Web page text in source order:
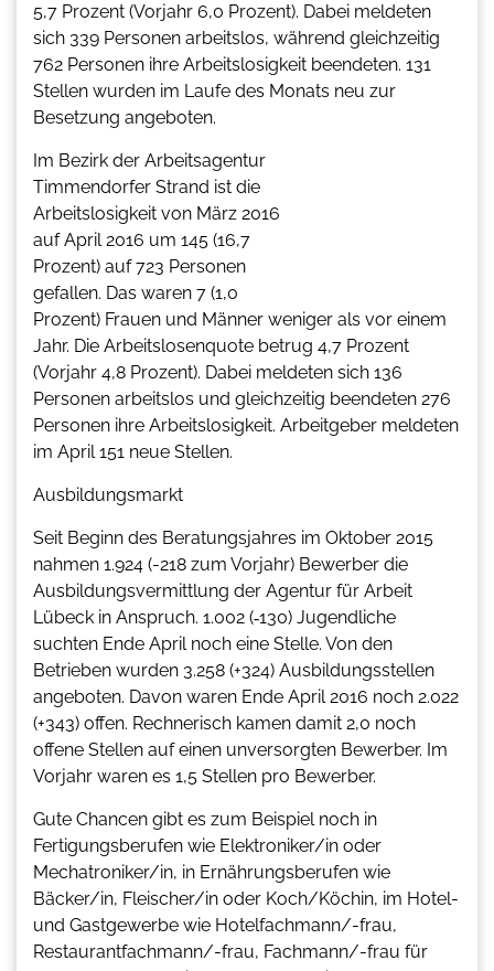
5,7 Prozent (Vorjahr 6,0 Prozent). Dabei meldeten
sich 339 Personen arbeitslos, während gleichzeitig
762 Personen ihre Arbeitslosigkeit beendeten. 131
Stellen wurden im Laufe des Monats neu zur
Besetzung angeboten.
Im Bezirk der Arbeitsagentur
Timmendorfer Strand ist die
Arbeitslosigkeit von März 2016
auf April 2016 um 145 (16,7
Prozent) auf 723 Personen
gefallen. Das waren 7 (1,0
Prozent) Frauen und Männer weniger als vor einem
Jahr. Die Arbeitslosenquote betrug 4,7 Prozent
(Vorjahr 4,8 Prozent). Dabei meldeten sich 136
Personen arbeitslos und gleichzeitig beendeten 276
Personen ihre Arbeitslosigkeit. Arbeitgeber meldeten
im April 151 neue Stellen.
Ausbildungsmarkt
Seit Beginn des Beratungsjahres im Oktober 2015
nahmen 1.924 (-218 zum Vorjahr) Bewerber die
Ausbildungsvermittlung der Agentur für Arbeit
Lübeck in Anspruch. 1.002 (‑130) Jugendliche
suchten Ende April noch eine Stelle. Von den
Betrieben wurden 3.258 (+324) Ausbildungsstellen
angeboten. Davon waren Ende April 2016 noch 2.022
(+343) offen. Rechnerisch kamen damit 2,0 noch
offene Stellen auf einen unversorgten Bewerber. Im
Vorjahr waren es 1,5 Stellen pro Bewerber.
Gute Chancen gibt es zum Beispiel noch in
Fertigungsberufen wie Elektroniker/in oder
Mechatroniker/in, in Ernährungsberufen wie
Bäcker/in, Fleischer/in oder Koch/Köchin, im Hotel-
und Gastgewerbe wie Hotelfachmann/-frau,
Restaurantfachmann/-frau, Fachmann/-frau für